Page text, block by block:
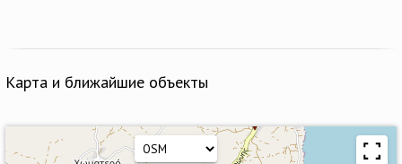
Карта и ближайшие объекты